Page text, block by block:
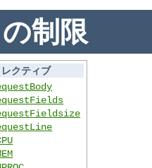
制限
クティブ